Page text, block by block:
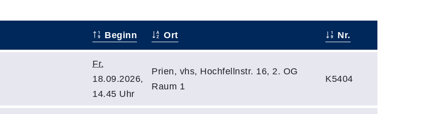
Beginn Ort Nr.
Fr.
18.09.2026,
14.45 Uhr
Prien, vhs, Hochfellnstr. 16, 2. OG
Raum 1
K5404